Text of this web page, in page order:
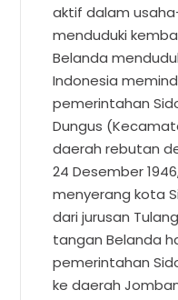
aktif dalam
menduduki
Belanda
Indonesia
pemerintahan
Dungus
daerah rebutan
24 Desember
menyerang kota
dari jurusan
tangan Belanda
pemerintahan
ke daerah